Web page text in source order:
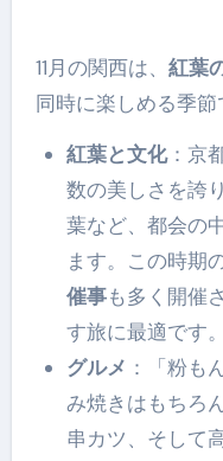
11月の関西は、 紅葉
同時に楽しめる季節
紅葉と文化：京
数の美しさを誇
葉など、都会の
ます。この時期
催事も多く開催
す旅に最適です。
グルメ ：「粉も
み焼きはもちろ
串カツ、そして